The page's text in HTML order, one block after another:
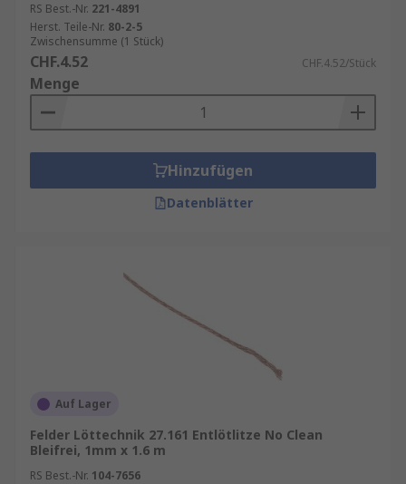
RS Best.-Nr. 221-4891
Herst. Teile-Nr. 80-2-5
Zwischensumme (1 Stück)
CHF.4.52 CHF.4.52/Stück
Menge
Hinzufügen
Datenblätter
Auf Lager
Felder Löttechnik 27.161 Entlötlitze No Clean
Bleifrei, 1mm x 1.6 m
RS Best.-Nr. 104-7656